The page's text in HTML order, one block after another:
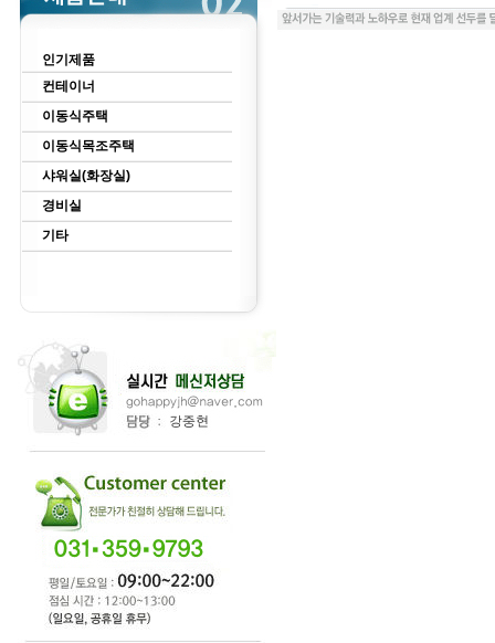
인기제품
컨테이너
이동식주택
이동식목조주택
샤워실(화장실)
경비실
기타